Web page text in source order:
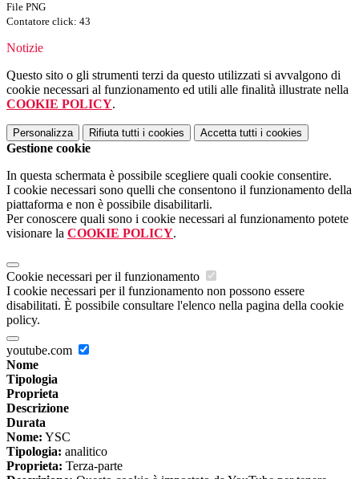
File PNG
Contatore click: 43
Notizie
Questo sito o gli strumenti terzi da questo utilizzati si avvalgono di
cookie necessari al funzionamento ed utili alle finalità illustrate nella
COOKIE POLICY.
Personalizza Rifiuta tutti i cookies Accetta tutti i cookies
Gestione cookie
In questa schermata è possibile scegliere quali cookie consentire.
I cookie necessari sono quelli che consentono il funzionamento della
piattaforma e non è possibile disabilitarli.
Per conoscere quali sono i cookie necessari al funzionamento potete
visionare la COOKIE POLICY.
Cookie necessari per il funzionamento
I cookie necessari per il funzionamento non possono essere
disabilitati. È possibile consultare l'elenco nella pagina della cookie
policy.
youtube.com
Nome
Tipologia
Proprieta
Descrizione
Durata
Nome: YSC
Tipologia: analitico
Proprieta: Terza-parte